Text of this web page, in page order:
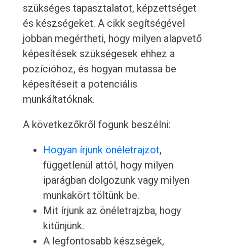
szükséges tapasztalatot, képzettséget
és készségeket. A cikk segítségével
jobban megértheti, hogy milyen alapvető
képesítések szükségesek ehhez a
pozícióhoz, és hogyan mutassa be
képesítéseit a potenciális
munkáltatóknak.
A következőkről fogunk beszélni:
Hogyan írjunk önéletrajzot,
függetlenül attól, hogy milyen
iparágban dolgozunk vagy milyen
munkakört töltünk be.
Mit írjunk az önéletrajzba, hogy
kitűnjünk.
A legfontosabb készségek,